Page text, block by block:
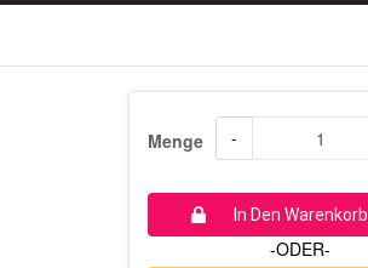
Menge -
In Den Warenkorb
-ODER-